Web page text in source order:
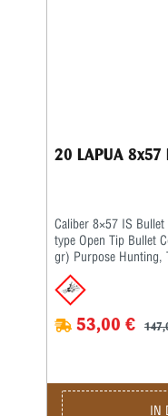
20 LAPUA
Caliber 8×57 IS Bullet Open Tip Product no. 4318029 Bullet
type Open Tip Bullet Code G573 Bullet weight 7.8 g (120
gr) Purpose Hunting, Target Twist rate 1-9.5'' BC G1 0.248
53,00 €
IN